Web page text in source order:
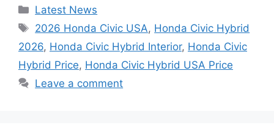
Categories
Latest News
Tags
2026 Honda Civic USA, Honda Civic Hybrid
2026, Honda Civic Hybrid Interior, Honda Civic
Hybrid Price, Honda Civic Hybrid USA Price
Leave a comment